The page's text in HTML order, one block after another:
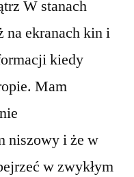
W stanach
na ekranach kin i
kiedy
Mam
niszowy i że w
w zwykłym